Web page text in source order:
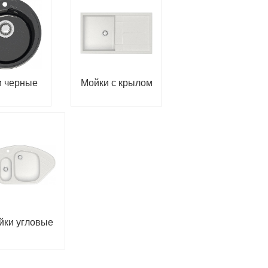
черные Мойки с крылом
угловые